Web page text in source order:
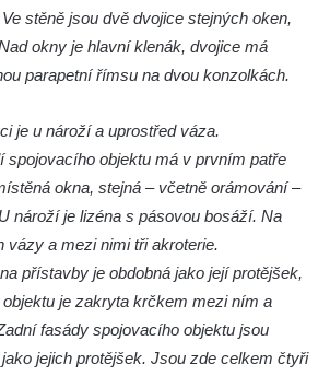
špitál v České
opery a baletu v Ústí
v Kralupech nad
ve Vehlovicích
– Palmův statek v
Markvarticích
stěně jsou dvě dvojice stejných oken,
okny je hlavní klenák, dvojice má
parapetní římsu na dvou konzolkách.
je u nároží a uprostřed váza.
spojovacího objektu má v prvním patře
okna, stejná – včetně orámování –
nároží je lizéna s pásovou bosáží. Na
vázy a mezi nimi tři akroterie.
přístavby je obdobná jako její protějšek,
je zakryta krčkem mezi ním a
fasády spojovacího objektu jsou
jejich protějšek. Jsou zde celkem čtyři